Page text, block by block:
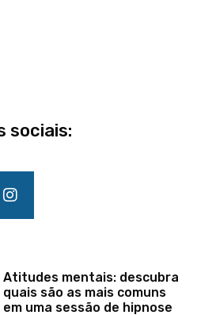
sociais:
Atitudes mentais: descubra
quais são as mais comuns
em uma sessão de hipnose